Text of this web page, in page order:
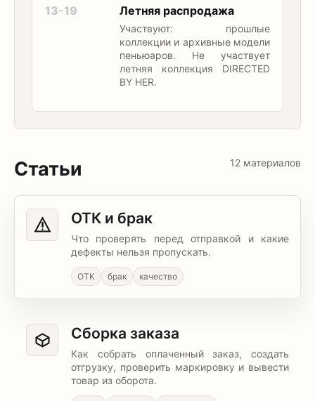
13-19 Летняя распродажа
Участвуют: прошлые
коллекции и архивные модели
пеньюаров. Не участвует
летняя коллекция DIRECTED
BY HER.
Статьи 12 материалов
ОТК и брак
Что проверять перед отправкой и какие
дефекты нельзя пропускать.
ОТК брак качество
Сборка заказа
Как собрать оплаченный заказ, создать
отгрузку, проверить маркировку и вывести
товар из оборота.